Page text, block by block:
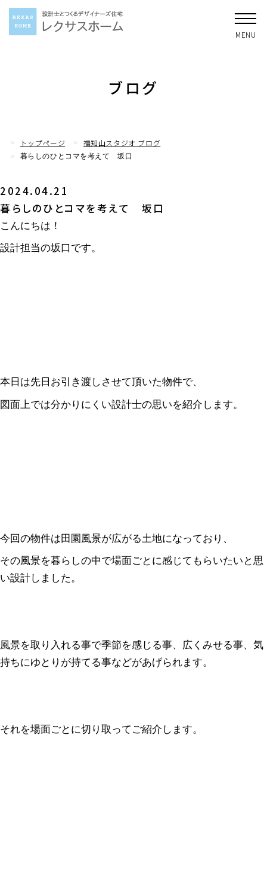
ブログ
トップページ 福知山スタジオ ブログ
暮らしのひとコマを考えて 坂口
2024.04.21
暮らしのひとコマを考えて 坂口
こんにちは！
設計担当の坂口です。
本日は先日お引き渡しさせて頂いた物件で、
図面上では分かりにくい設計士の思いを紹介します。
今回の物件は田園風景が広がる土地になっており、
その風景を暮らしの中で場面ごとに感じてもらいたいと思
い設計しました。
風景を取り入れる事で季節を感じる事、広くみせる事、気
持ちにゆとりが持てる事などがあげられます。
それを場面ごとに切り取ってご紹介します。